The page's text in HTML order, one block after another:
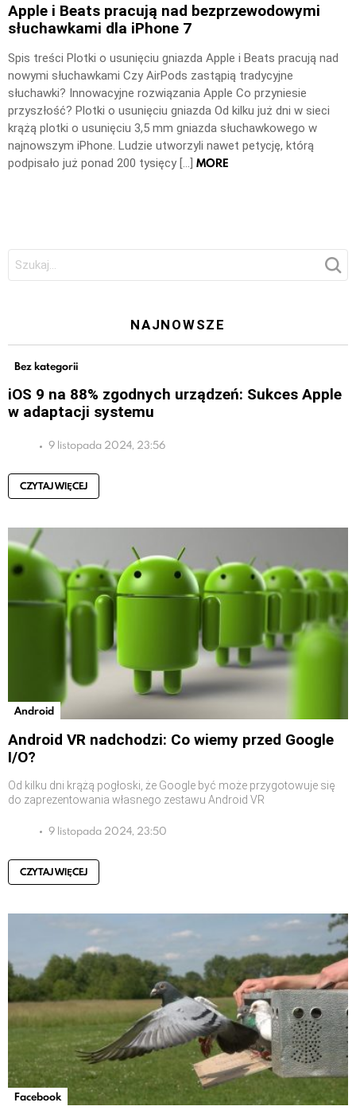
Apple i Beats pracują nad bezprzewodowymi
słuchawkami dla iPhone 7
Spis treści Plotki o usunięciu gniazda Apple i Beats pracują nad
nowymi słuchawkami Czy AirPods zastąpią tradycyjne
słuchawki? Innowacyjne rozwiązania Apple Co przyniesie
przyszłość? Plotki o usunięciu gniazda Od kilku już dni w sieci
krążą plotki o usunięciu 3,5 mm gniazda słuchawkowego w
najnowszym iPhone. Ludzie utworzyli nawet petycję, którą
podpisało już ponad 200 tysięcy […] MORE
Szukaj:
NAJNOWSZE
Bez kategorii
iOS 9 na 88% zgodnych urządzeń: Sukces Apple
w adaptacji systemu
9 listopada 2024, 23:56
CZYTAJ WIĘCEJ
Android
Android VR nadchodzi: Co wiemy przed Google
I/O?
Od kilku dni krążą pogłoski, że Google być może przygotowuje się
do zaprezentowania własnego zestawu Android VR
9 listopada 2024, 23:50
CZYTAJ WIĘCEJ
Facebook